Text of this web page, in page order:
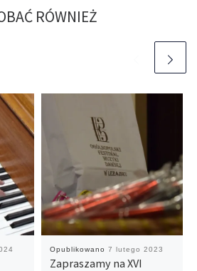
RÓWNIEŻ
Opublikowano 7 lutego 2023
Zapraszamy na XVI